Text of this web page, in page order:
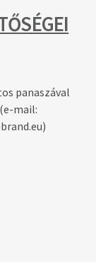
panaszával
mail: